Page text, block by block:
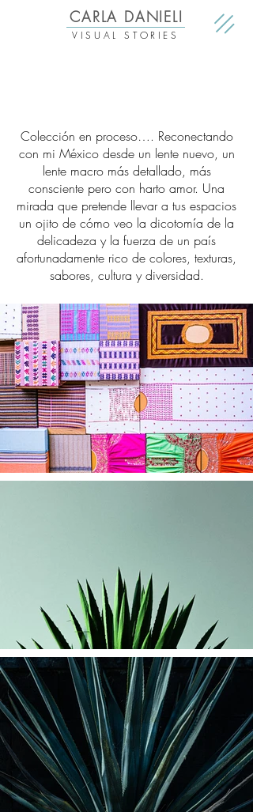
CARLA DANIELI
VISUAL STORIES
Colección en proceso…. Reconectando
con mi México desde un lente nuevo, un
lente macro más detallado, más
consciente pero con harto amor. Una
mirada que pretende llevar a tus espacios
un ojito de cómo veo la dicotomía de la
delicadeza y la fuerza de un país
afortunadamente rico de colores, texturas,
sabores, cultura y diversidad.